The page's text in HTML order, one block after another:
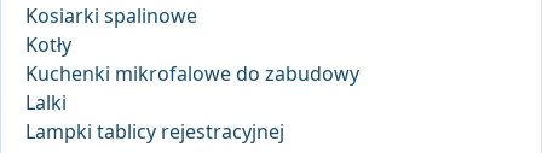
Kosiarki spalinowe
Kotły
Kuchenki mikrofalowe do zabudowy
Lalki
Lampki tablicy rejestracyjnej